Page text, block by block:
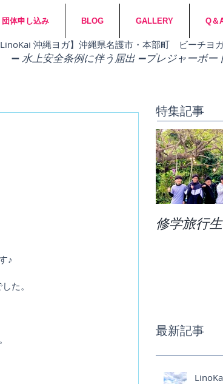
団体申し込み BLOG GALLERY Q＆
LinoKai 沖縄ヨガ】沖縄県名護市・本部町 ビーチヨ
➖水上安全条例に伴う届出 ➖プレジャーボー
♪
た。
特集記事
修学旅行
最新記事